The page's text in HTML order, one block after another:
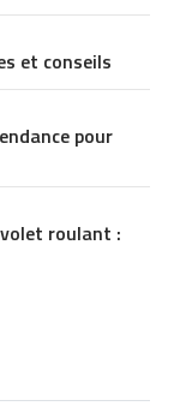
et conseils
pour
roulant :